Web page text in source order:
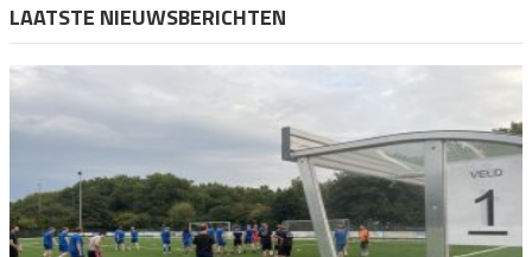
LAATSTE NIEUWSBERICHTEN